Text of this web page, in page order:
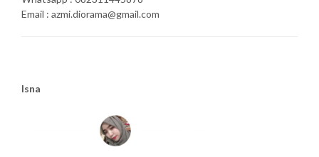
Email : azmi.diorama@gmail.com
Isna